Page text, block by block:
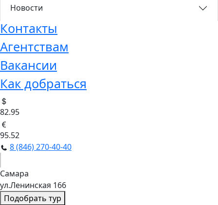
Новости
Контакты
Агентствам
Вакансии
Как добраться
82.95
95.52
8 (846) 270-40-40
Самара
ул.Ленинская 166
Подобрать тур